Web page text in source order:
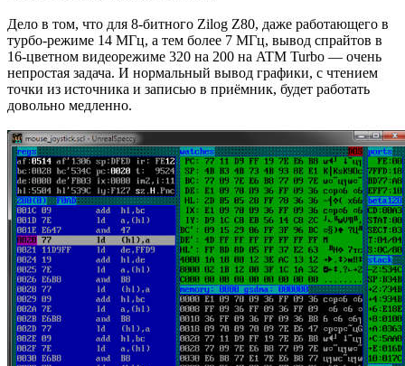
Дело в том, что для 8-битного Zilog Z80, даже работающего в
турбо-режиме 14 МГц, а тем более 7 МГц, вывод спрайтов в
16-цветном видеорежиме 320 на 200 на ATM Turbo — очень
непростая задача. И нормальный вывод графики, с чтением
точки из источника и записью в приёмник, будет работать
довольно медленно.